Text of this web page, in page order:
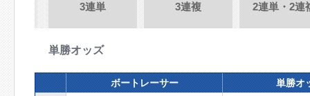
3連単 3連複 2連単・2連
単勝オッズ
ボートレーサー 単勝オ